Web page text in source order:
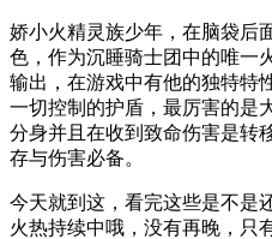
娇小火精灵族少年，在脑袋后
色，作为沉睡骑士团中的唯一
输出，在游戏中有他的独特特
一切控制的护盾，最厉害的是
分身并且在收到致命伤害是转
存与伤害必备。
今天就到这，看完这些是不是
火热持续中哦，没有再晚，只